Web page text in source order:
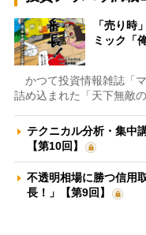
「売り
ミック「
かつて投資情報雑誌「
詰め込まれた「天下無敵
テクニカル分析・集中
【第10回】
不透明相場に勝つ信用
長！」【第9回】